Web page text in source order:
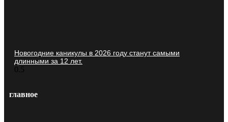
Новогодние каникулы в 2026 году станут самыми
длинными за 12 лет.
главное